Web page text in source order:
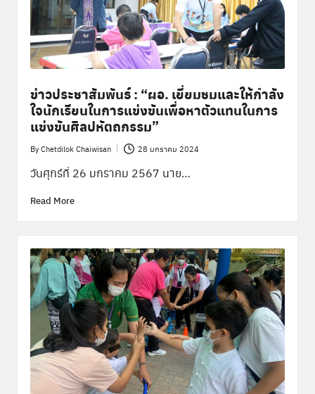
ข่าวประชาสัมพันธ์ : “ผอ. เยี่ยมชมและให้กำลัง
ใจนักเรียนในการแข่งขันเพื่อหาตัวแทนในการ
แข่งขันศิลปหัตถกรรม”
Posted
by
ByChetdilok Chaiwisan 28 มกราคม 2024
วันศุกร์ที่ 26 มกราคม 2567 นาย…
Read More